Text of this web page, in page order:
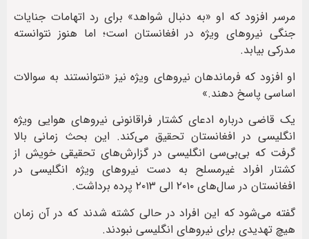
مرسر افزود که او «به دنبال شواهد» برای رد اتهامات جنایات
جنگی نیروهای ویژه در افغانستان است؛ اما هنوز نتوانسته
مدرکی بیابد.
او افزود که فرماندهان نیروهای ویژه نیز «نتوانستند به سوالات
اساسی پاسخ دهند.»
یک قاضی درباره ادعای کشتار فراقانونی نیروهای هوایی ویژه
انگلیسی در افغانستان تحقیق می‌کند. این بحث زمانی بالا
گرفت که بی‌بی‌سی انگلیسی در گزارش‌های تحقیقی خویش از
کشتار افراد غیرمسلح به دست نیروهای ویژه انگلیسی در
افغانستان در سال‌های ۲۰۱۰ الی ۲۰۱۳ پرده برداشت.
گفته می‌شود که این افراد در حالی کشته شدند که در آن زمان
هیچ تهدیدی برای نیروهای انگلیسی نبودند.